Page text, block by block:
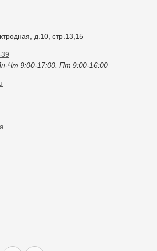
д.10, стр.13,15
Чт 9:00-17:00. Пт 9:00-16:00